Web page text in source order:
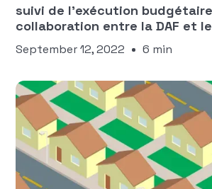
suivi de l’exécution
collaboration entre la DAF et
September 12, 2022 6 min